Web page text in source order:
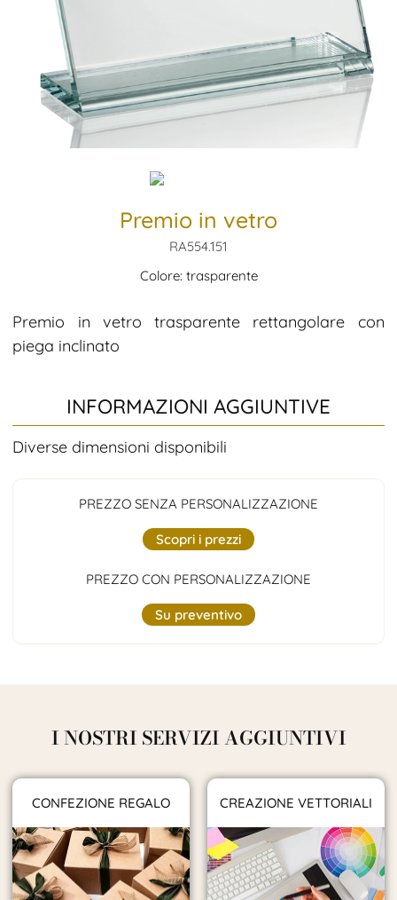
Premio in vetro
RA554.151
Colore: trasparente
Premio in vetro trasparente rettangolare con
piega inclinato
INFORMAZIONI AGGIUNTIVE
Diverse dimensioni disponibili
PREZZO SENZA PERSONALIZZAZIONE
Scopri i prezzi
PREZZO CON PERSONALIZZAZIONE
Su preventivo
I NOSTRI SERVIZI AGGIUNTIVI
CONFEZIONE REGALO CREAZIONE VETTORIALI